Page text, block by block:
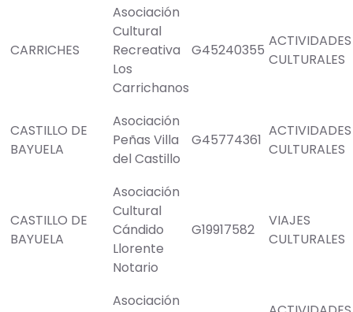
CARRICHES
Asociación
Cultural
Recreativa
Los
Carrichanos
G45240355
ACTIVIDADES
CULTURALES
CASTILLO DE
BAYUELA
Asociación
Peñas Villa
del Castillo
G45774361
ACTIVIDADES
CULTURALES
CASTILLO DE
BAYUELA
Asociación
Cultural
Cándido
Llorente
Notario
G19917582
VIAJES
CULTURALES
Asociación